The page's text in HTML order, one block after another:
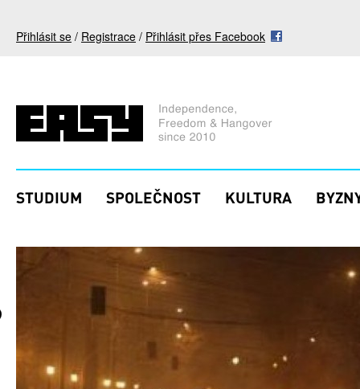
Přihlásit se / Registrace / Přihlásit přes Facebook
STUDIUM SPOLEČNOST KULTURA